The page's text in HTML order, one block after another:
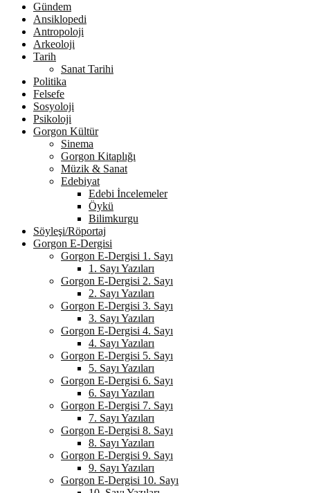
Gündem
Ansiklopedi
Antropoloji
Arkeoloji
Tarih
Sanat Tarihi
Politika
Felsefe
Sosyoloji
Psikoloji
Gorgon Kültür
Sinema
Gorgon Kitaplığı
Müzik & Sanat
Edebiyat
Edebi İncelemeler
Öykü
Bilimkurgu
Söyleşi/Röportaj
Gorgon E-Dergisi
Gorgon E-Dergisi 1. Sayı
1. Sayı Yazıları
Gorgon E-Dergisi 2. Sayı
2. Sayı Yazıları
Gorgon E-Dergisi 3. Sayı
3. Sayı Yazıları
Gorgon E-Dergisi 4. Sayı
4. Sayı Yazıları
Gorgon E-Dergisi 5. Sayı
5. Sayı Yazıları
Gorgon E-Dergisi 6. Sayı
6. Sayı Yazıları
Gorgon E-Dergisi 7. Sayı
7. Sayı Yazıları
Gorgon E-Dergisi 8. Sayı
8. Sayı Yazıları
Gorgon E-Dergisi 9. Sayı
9. Sayı Yazıları
Gorgon E-Dergisi 10. Sayı